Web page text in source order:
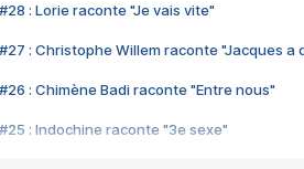
#28 : Lorie raconte "Je vais vite"
#27 : Christophe Willem raconte "Jacques a
#26 : Chimène Badi raconte "Entre nous"
#25 : Indochine raconte "3e sexe"